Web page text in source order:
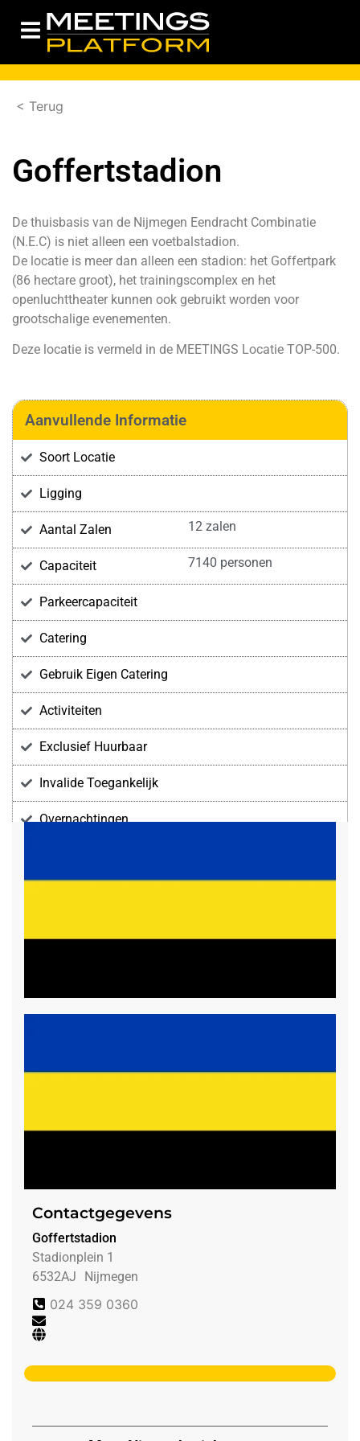
< Terug
Goffertstadion
De thuisbasis van de Nijmegen Eendracht Combinatie
(N.E.C) is niet alleen een voetbalstadion.
De locatie is meer dan alleen een stadion: het Goffertpark
(86 hectare groot), het trainingscomplex en het
openluchttheater kunnen ook gebruikt worden voor
grootschalige evenementen.
Deze locatie is vermeld in de MEETINGS Locatie TOP-500.
Aanvullende Informatie
Soort Locatie
Ligging
Aantal Zalen 12 zalen
Capaciteit 7140 personen
Parkeercapaciteit
Catering
Gebruik Eigen Catering
Activiteiten
Exclusief Huurbaar
Invalide Toegankelijk
Overnachtingen
Contactgegevens
Goffertstadion
Stadionplein 1
6532AJ
Nijmegen
024 359 0360